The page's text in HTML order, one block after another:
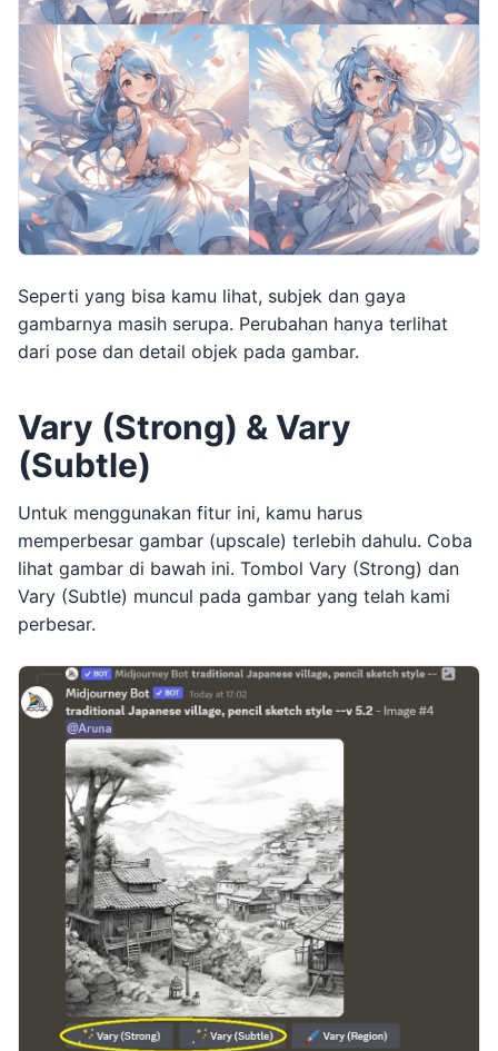
Seperti yang bisa kamu lihat, subjek dan gaya
gambarnya masih serupa. Perubahan hanya terlihat
dari pose dan detail objek pada gambar.
Vary (Strong) & Vary
(Subtle)
Untuk menggunakan fitur ini, kamu harus
memperbesar gambar (upscale) terlebih dahulu. Coba
lihat gambar di bawah ini. Tombol Vary (Strong) dan
Vary (Subtle) muncul pada gambar yang telah kami
perbesar.